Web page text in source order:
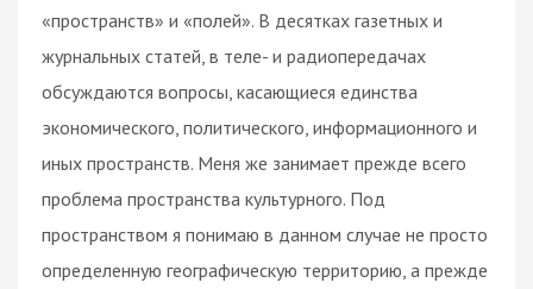
«пространств» и «полей». В десятках газетных и
журнальных статей, в теле- и радиопередачах
обсуждаются вопросы, касающиеся единства
экономического, политического, информационного и
иных пространств. Меня же занимает прежде всего
проблема пространства культурного. Под
пространством я понимаю в данном случае не просто
определенную географическую территорию, а прежде